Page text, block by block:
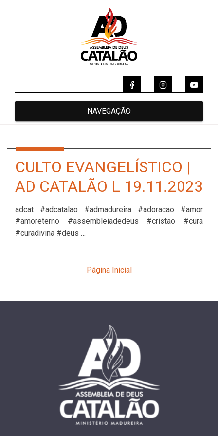
NAVEGAÇÃO
CULTO EVANGELÍSTICO |
AD CATALÃO L 19.11.2023
adcat #adcatalao #admadureira #adoracao #amor
#amoreterno #assembleiadedeus #cristao #cura
#curadivina #deus …
Página Inicial